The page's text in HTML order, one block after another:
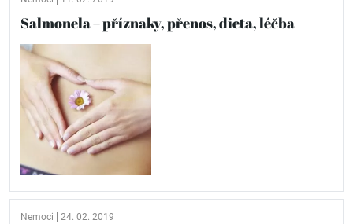
Salmonela – příznaky, přenos, dieta, léčba
Nemoci 24. 02. 2019